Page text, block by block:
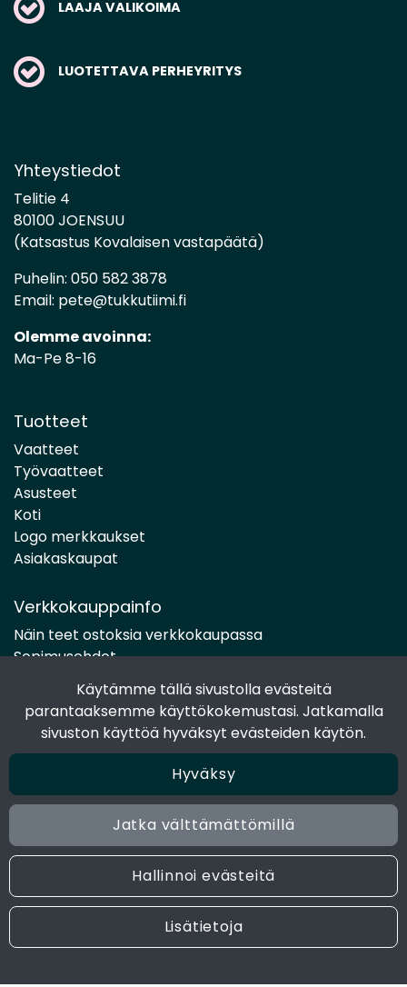
Käytämme tällä sivustolla evästeitä
parantaaksemme käyttökokemustasi. Jatkamalla
sivuston käyttöä hyväksyt evästeiden käytön.
Hyväksy
Jatka välttämättömillä
Hallinnoi evästeitä
Lisätietoja
LAAJA VALIKOIMA
LUOTETTAVA PERHEYRITYS
Yhteystiedot
Telitie 4
80100 JOENSUU
(Katsastus Kovalaisen vastapäätä)
Puhelin: 050 582 3878
Email: pete@tukkutiimi.fi
Olemme avoinna:
Ma-Pe 8-16
Tuotteet
Vaatteet
Työvaatteet
Asusteet
Koti
Logo merkkaukset
Asiakaskaupat
Verkkokauppainfo
Näin teet ostoksia verkkokaupassa
Sopimusehdot
Maksutavat
Tietosuojaseloste
Seuraa sosiaalisessa mediassa
Facebook
Instagram
© 2024 Joen Tukkutiimi. All rights reserved. Site by